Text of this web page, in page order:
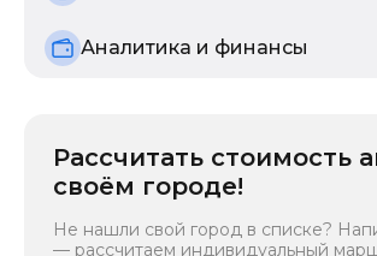
Аналитика и финансы
Рассчитать стоимость
своём городе!
Не нашли свой город в списке?
— рассчитаем индивидуальный